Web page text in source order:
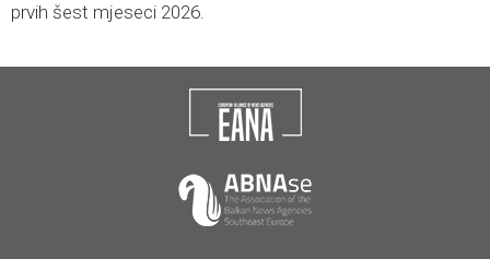
prvih šest mjeseci 2026.